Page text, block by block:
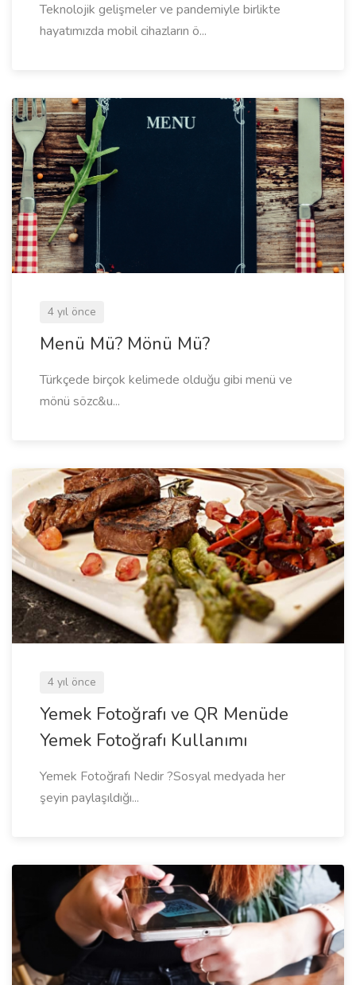
Teknolojik gelişmeler ve pandemiyle birlikte
hayatımızda mobil cihazların ö...
4 yıl önce
Menü Mü? Mönü Mü?
Türkçede birçok kelimede olduğu gibi menü ve
mönü sözc&u...
4 yıl önce
Yemek Fotoğrafı ve QR Menüde
Yemek Fotoğrafı Kullanımı
Yemek Fotoğrafı Nedir ?Sosyal medyada her
şeyin paylaşıldığı...